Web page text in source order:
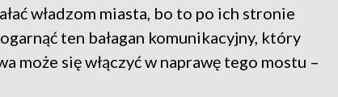
władzom miasta, bo to po ich stronie
ten bałagan komunikacyjny, który
może się włączyć w naprawę tego mostu –